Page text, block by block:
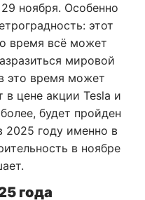
ноября. Особенно
этот
время всё может
мировой
это время может
в цене акции Tesla и
будет пройден
2025 году именно в
в ноябре
года